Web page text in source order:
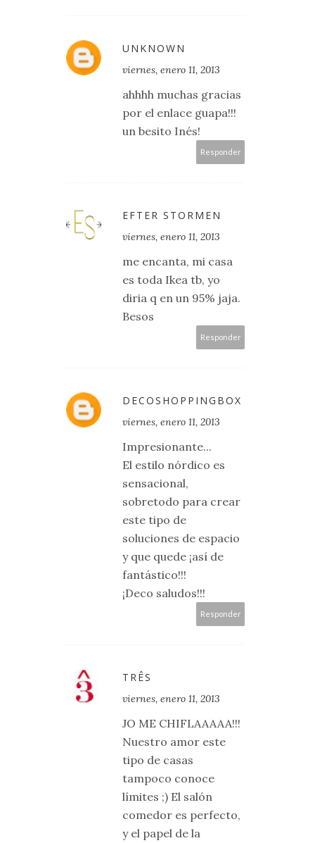
UNKNOWN
viernes, enero 11, 2013
ahhhh muchas gracias
por el enlace guapa!!!
un besito Inés!
Responder
EFTER STORMEN
viernes, enero 11, 2013
me encanta, mi casa
es toda Ikea tb, yo
diria q en un 95% jaja.
Besos
Responder
DECOSHOPPINGBOX
viernes, enero 11, 2013
Impresionante...
El estilo nórdico es
sensacional,
sobretodo para crear
este tipo de
soluciones de espacio
y que quede ¡así de
fantástico!!!
¡Deco saludos!!!
Responder
TRÊS
viernes, enero 11, 2013
JO ME CHIFLAAAAA!!!
Nuestro amor este
tipo de casas
tampoco conoce
límites ;) El salón
comedor es perfecto,
y el papel de la